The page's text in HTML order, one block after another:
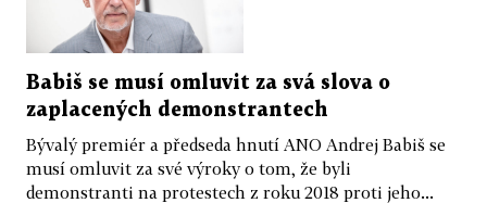
Babiš se musí omluvit za svá slova o
zaplacených demonstrantech
Bývalý premiér a předseda hnutí ANO Andrej Babiš se
musí omluvit za své výroky o tom, že byli
demonstranti na protestech z roku 2018 proti jeho...